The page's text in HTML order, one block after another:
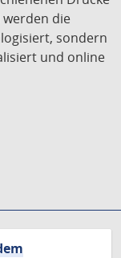
werden die
sondern
und online